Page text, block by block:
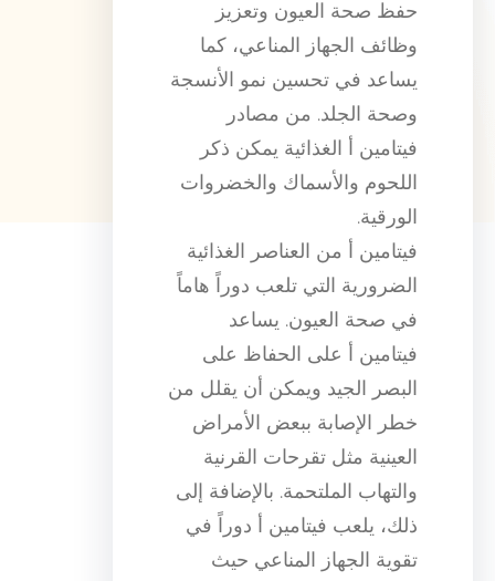
حفظ صحة العيون وتعزيز
وظائف الجهاز المناعي، كما
يساعد في تحسين نمو الأنسجة
وصحة الجلد. من مصادر
فيتامين أ الغذائية يمكن ذكر
اللحوم والأسماك والخضروات
الورقية.
فيتامين أ من العناصر الغذائية
الضرورية التي تلعب دوراً هاماً
في صحة العيون. يساعد
فيتامين أ على الحفاظ على
البصر الجيد ويمكن أن يقلل من
خطر الإصابة ببعض الأمراض
العينية مثل تقرحات القرنية
والتهاب الملتحمة. بالإضافة إلى
ذلك، يلعب فيتامين أ دوراً في
تقوية الجهاز المناعي حيث